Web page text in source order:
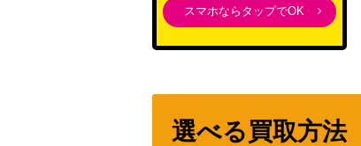
スマホならタップでOK
選べる買取方法